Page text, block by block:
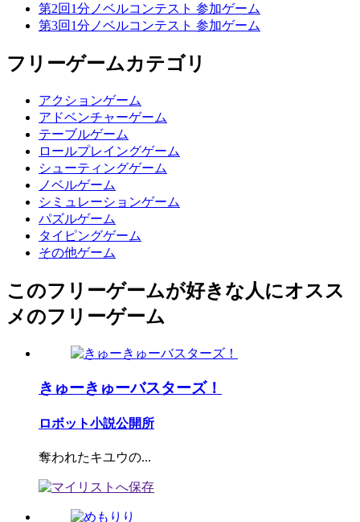
第2回1分ノベルコンテスト 参加ゲーム
第3回1分ノベルコンテスト 参加ゲーム
フリーゲームカテゴリ
アクションゲーム
アドベンチャーゲーム
テーブルゲーム
ロールプレイングゲーム
シューティングゲーム
ノベルゲーム
シミュレーションゲーム
パズルゲーム
タイピングゲーム
その他ゲーム
このフリーゲームが好きな人にオスス
メのフリーゲーム
きゅーきゅーバスターズ！
ロボット小説公開所
奪われたキユウの...